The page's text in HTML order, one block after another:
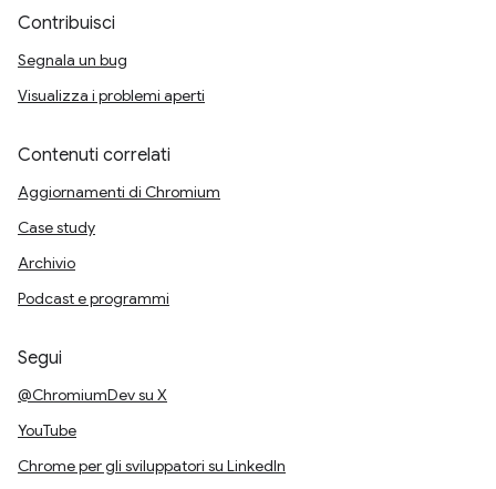
Contribuisci
Segnala un bug
Visualizza i problemi aperti
Contenuti correlati
Aggiornamenti di Chromium
Case study
Archivio
Podcast e programmi
Segui
@ChromiumDev su X
YouTube
Chrome per gli sviluppatori su LinkedIn